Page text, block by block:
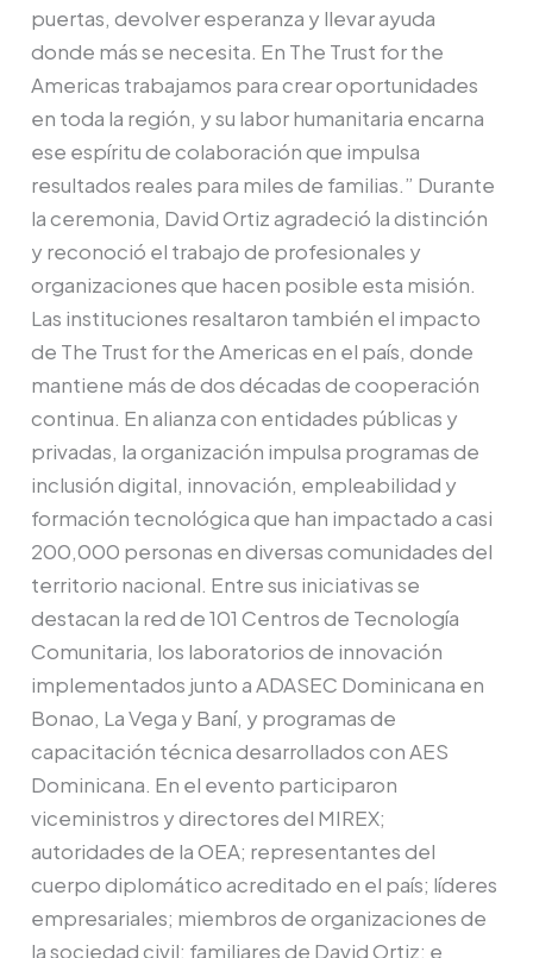
puertas, devolver esperanza y llevar ayuda
donde más se necesita. En The Trust for the
Americas trabajamos para crear oportunidades
en toda la región, y su labor humanitaria encarna
ese espíritu de colaboración que impulsa
resultados reales para miles de familias.” Durante
la ceremonia, David Ortiz agradeció la distinción
y reconoció el trabajo de profesionales y
organizaciones que hacen posible esta misión.
Las instituciones resaltaron también el impacto
de The Trust for the Americas en el país, donde
mantiene más de dos décadas de cooperación
continua. En alianza con entidades públicas y
privadas, la organización impulsa programas de
inclusión digital, innovación, empleabilidad y
formación tecnológica que han impactado a casi
200,000 personas en diversas comunidades del
territorio nacional. Entre sus iniciativas se
destacan la red de 101 Centros de Tecnología
Comunitaria, los laboratorios de innovación
implementados junto a ADASEC Dominicana en
Bonao, La Vega y Baní, y programas de
capacitación técnica desarrollados con AES
Dominicana. En el evento participaron
viceministros y directores del MIREX;
autoridades de la OEA; representantes del
cuerpo diplomático acreditado en el país; líderes
empresariales; miembros de organizaciones de
la sociedad civil; familiares de David Ortiz; e